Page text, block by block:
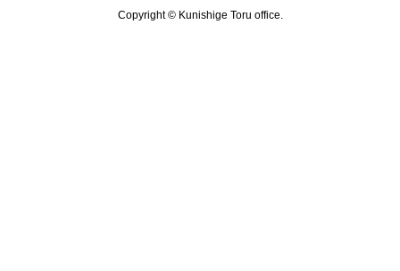
Copyright © Kunishige Toru office.